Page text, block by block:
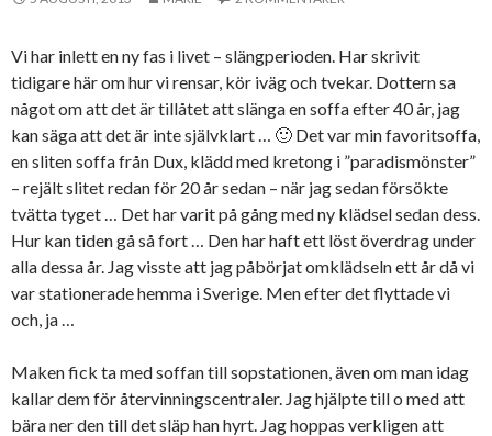
Vi har inlett en ny fas i livet – slängperioden. Har skrivit
tidigare här om hur vi rensar, kör iväg och tvekar. Dottern sa
något om att det är tillåtet att slänga en soffa efter 40 år, jag
kan säga att det är inte självklart … 🙂 Det var min favoritsoffa,
en sliten soffa från Dux, klädd med kretong i ”paradismönster”
– rejält slitet redan för 20 år sedan – när jag sedan försökte
tvätta tyget … Det har varit på gång med ny klädsel sedan dess.
Hur kan tiden gå så fort … Den har haft ett löst överdrag under
alla dessa år. Jag visste att jag påbörjat omklädseln ett år då vi
var stationerade hemma i Sverige. Men efter det flyttade vi
och, ja …
Maken fick ta med soffan till sopstationen, även om man idag
kallar dem för återvinningscentraler. Jag hjälpte till o med att
bära ner den till det släp han hyrt. Jag hoppas verkligen att